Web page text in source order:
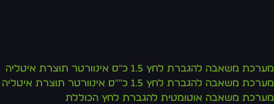
משאבה להגברת לחץ 1.5 כ"ס אינוורטר תוצרת איטליה
מערכת משאבה להגברת לחץ 1.5 כ""ס אינוורטר תוצרת איטליה
משאבה אוטומטית להגברת לחץ הכוללת